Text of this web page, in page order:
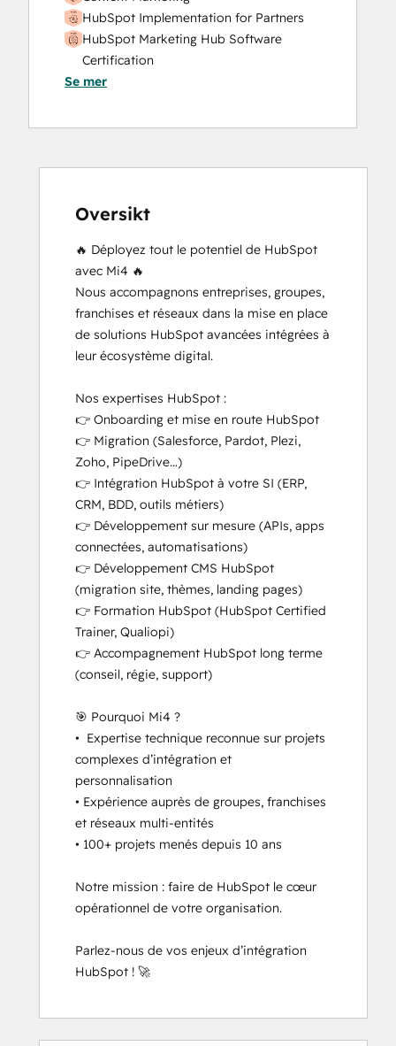
HubSpot Implementation for Partners
HubSpot Marketing Hub Software
Certification
HubSpot Marketing Software
Certification
HubSpot Solutions Partner
Inbound Marketing
Marketing Hub Implementation
Platform Consulting
Revenue Operations
Sales Hub Implementation
Salesforce Integration Certification
SEO
Se mer
Oversikt
🔥 Déployez tout le potentiel de HubSpot
avec Mi4 🔥
Nous accompagnons entreprises, groupes,
franchises et réseaux dans la mise en place
de solutions HubSpot avancées intégrées à
leur écosystème digital.
Nos expertises HubSpot :
👉 Onboarding et mise en route HubSpot
👉 Migration (Salesforce, Pardot, Plezi,
Zoho, PipeDrive…)
👉 Intégration HubSpot à votre SI (ERP,
CRM, BDD, outils métiers)
👉 Développement sur mesure (APIs, apps
connectées, automatisations)
👉 Développement CMS HubSpot
(migration site, thèmes, landing pages)
👉 Formation HubSpot (HubSpot Certified
Trainer, Qualiopi)
👉 Accompagnement HubSpot long terme
(conseil, régie, support)
🎯 Pourquoi Mi4 ?
•  Expertise technique reconnue sur projets
complexes d’intégration et
personnalisation
• Expérience auprès de groupes, franchises
et réseaux multi-entités
• 100+ projets menés depuis 10 ans
Notre mission : faire de HubSpot le cœur
opérationnel de votre organisation.
Parlez-nous de vos enjeux d’intégration
HubSpot ! 🚀